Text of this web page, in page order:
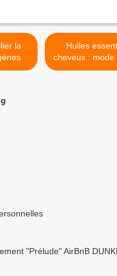
Huiles
"Prélude" AirBnB